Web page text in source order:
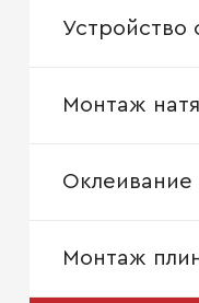
Устройство
Монтаж
Оклеивание
Монтаж